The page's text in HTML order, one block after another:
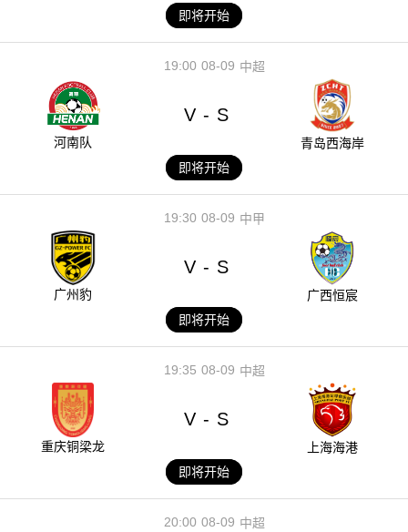
即将开始
08-09
19:00 中超
河南队
V - S
青岛西海岸
即将开始
08-09
19:30 中甲
广州豹
V - S
广西恒宸
即将开始
08-09
19:35 中超
重庆铜梁龙
V - S
上海海港
即将开始
08-09
20:00 中超